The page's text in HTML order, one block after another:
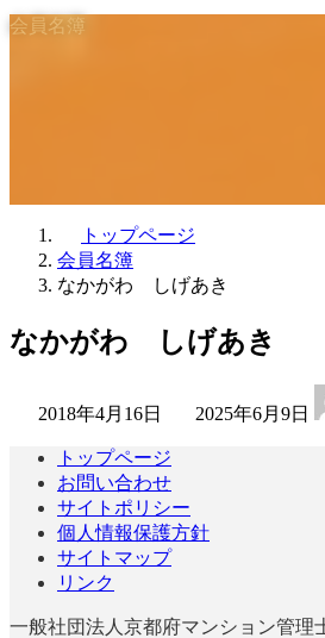
会員名簿
トップページ
会員名簿
なかがわ しげあき
なかがわ しげあき
2018年4月16日
終
時
:
2025年6月9日
トップページ
お問い合わせ
サイトポリシー
個人情報保護方針
サイトマップ
リンク
一般社団法人京都府マンション管理